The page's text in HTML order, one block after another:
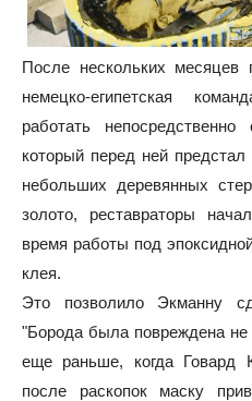
После нескольких месяцев
немецко-египетская
работать
который перед ней
небольших деревянных
золото, реставраторы
время работы под
клея.
Это позволило Экманну
"Борода была повреждена не
еще раньше, когда Говард
после раскопок маску